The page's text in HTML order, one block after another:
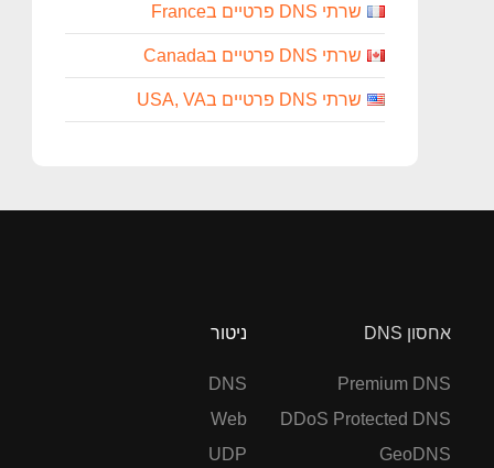
שרתי DNS פרטיים בFrance
שרתי DNS פרטיים בCanada
שרתי DNS פרטיים בUSA, VA
אחסון DNS
Premium DNS
DDoS Protected DNS
GeoDNS
ניטור
DNS
Web
UDP